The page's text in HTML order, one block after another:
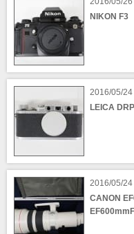
NIKON F3
2016/05/24
LEICA
2016/05/24
CANON